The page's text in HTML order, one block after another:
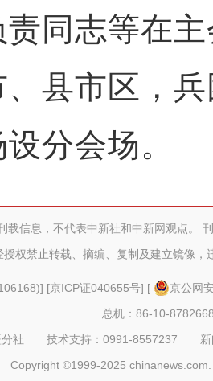
责同志等在
县市区，
分会场。
载信息，不代表中新社和中新网观点。
授权禁止转载、摘编、复制及建立镜像，
] [京ICP证040655号] [
京公网
总机：86-10-
分社 技术支持：0991-8557237
Copyright ©1999-2025